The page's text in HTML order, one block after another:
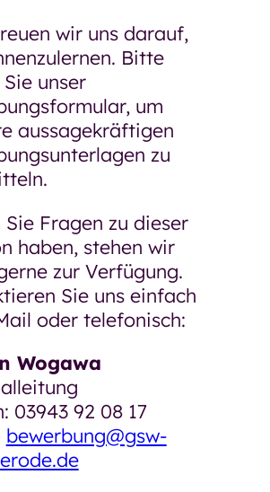
wir uns darauf,
Bitte
unser
um
aussagekräftigen
zu
Sie Fragen zu dieser
haben, stehen wir
zur Verfügung.
Sie uns einfach
oder telefonisch:
Wogawa
03943 92 08 17
bewerbung@gsw-